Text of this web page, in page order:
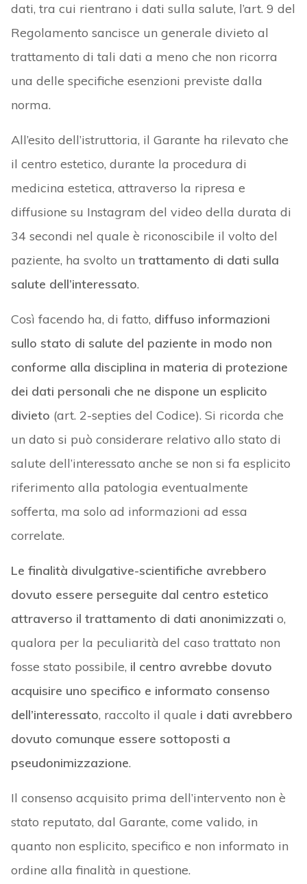
dati, tra cui rientrano i dati sulla salute, l’art. 9 del
Regolamento sancisce un generale divieto al
trattamento di tali dati a meno che non ricorra
una delle specifiche esenzioni previste dalla
norma.
All’esito dell’istruttoria, il Garante ha rilevato che
il centro estetico, durante la procedura di
medicina estetica, attraverso la ripresa e
diffusione su Instagram del video della durata di
34 secondi nel quale è riconoscibile il volto del
paziente, ha svolto un trattamento di dati sulla
salute dell’interessato.
Così facendo ha, di fatto, diffuso informazioni
sullo stato di salute del paziente in modo non
conforme alla disciplina in materia di protezione
dei dati personali che ne dispone un esplicito
divieto (art. 2-septies del Codice). Si ricorda che
un dato si può considerare relativo allo stato di
salute dell’interessato anche se non si fa esplicito
riferimento alla patologia eventualmente
sofferta, ma solo ad informazioni ad essa
correlate.
Le finalità divulgative-scientifiche avrebbero
dovuto essere perseguite dal centro estetico
attraverso il trattamento di dati anonimizzati o,
qualora per la peculiarità del caso trattato non
fosse stato possibile, il centro avrebbe dovuto
acquisire uno specifico e informato consenso
dell’interessato, raccolto il quale i dati avrebbero
dovuto comunque essere sottoposti a
pseudonimizzazione.
Il consenso acquisito prima dell’intervento non è
stato reputato, dal Garante, come valido, in
quanto non esplicito, specifico e non informato in
ordine alla finalità in questione.